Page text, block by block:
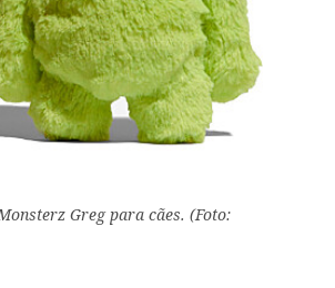
Greg para cães. (Foto: